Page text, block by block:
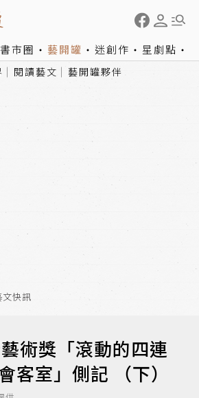
書市圈 藝開罐 迷創作 星劇點
閱讀藝文 藝開罐夥伴
文快訊
術獎「滾動的四連
室」側記 （下）